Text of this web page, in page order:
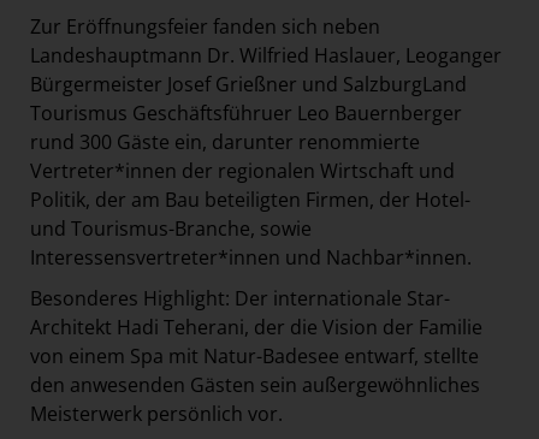
Zur Eröffnungsfeier fanden sich neben
Landeshauptmann Dr. Wilfried Haslauer, Leoganger
Bürgermeister Josef Grießner und SalzburgLand
Tourismus Geschäftsführuer Leo Bauernberger
rund 300 Gäste ein, darunter renommierte
Vertreter*innen der regionalen Wirtschaft und
Politik, der am Bau beteiligten Firmen, der Hotel-
und Tourismus-Branche, sowie
Interessensvertreter*innen und Nachbar*innen.
Besonderes Highlight: Der internationale Star-
Architekt Hadi Teherani, der die Vision der Familie
von einem Spa mit Natur-Badesee entwarf, stellte
den anwesenden Gästen sein außergewöhnliches
Meisterwerk persönlich vor.